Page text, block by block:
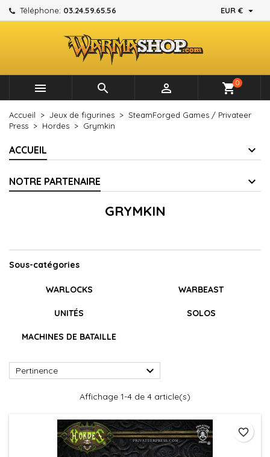
Téléphone: 03.24.59.65.56 EUR € 
   shopping_cart0
Accueil Jeux de figurines
SteamForged Games / Privateer
Press
Hordes Grymkin
ACCUEIL
NOTRE PARTENAIRE
GRYMKIN
Sous-catégories
WARLOCKS WARBEAST
UNITÉS SOLOS
MACHINES DE BATAILLE
Pertinence 
Affichage 1-4 de 4 article(s)
favorite_border
Mes listes d'envies ×
Créer une nouvelle liste
((modalTitle)) ×
((confirmMessage))
((cancelText)) ((modalDeleteText))
Créer une liste d'envies ×
Nom de la liste d'envies
Annuler Créer une liste d'envies
Connexion ×
Vous devez être connecté pour ajouter des produits à
votre liste d'envies.